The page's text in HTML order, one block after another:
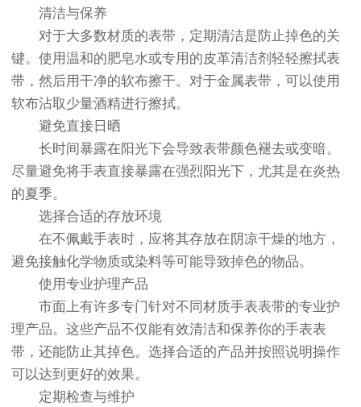
清洁与保养
对于大多数材质的表带，定期清洁是防止掉色的关
键。使用温和的肥皂水或专用的皮革清洁剂轻轻擦拭表
带，然后用干净的软布擦干。对于金属表带，可以使用
软布沾取少量酒精进行擦拭。
避免直接日晒
长时间暴露在阳光下会导致表带颜色褪去或变暗。
尽量避免将手表直接暴露在强烈阳光下，尤其是在炎热
的夏季。
选择合适的存放环境
在不佩戴手表时，应将其存放在阴凉干燥的地方，
避免接触化学物质或染料等可能导致掉色的物品。
使用专业护理产品
市面上有许多专门针对不同材质手表表带的专业护
理产品。这些产品不仅能有效清洁和保养你的手表表
带，还能防止其掉色。选择合适的产品并按照说明操作
可以达到更好的效果。
定期检查与维护